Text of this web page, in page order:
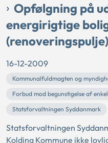
Opfølgning på
energirigtige
(renoveringspulje)
16-12-2009
Kommunalfuldmagten og
Forbud mod begunstigelse af
Statsforvaltningen Syddanmark
Statsforvaltningen
Kolding Kommune ikke